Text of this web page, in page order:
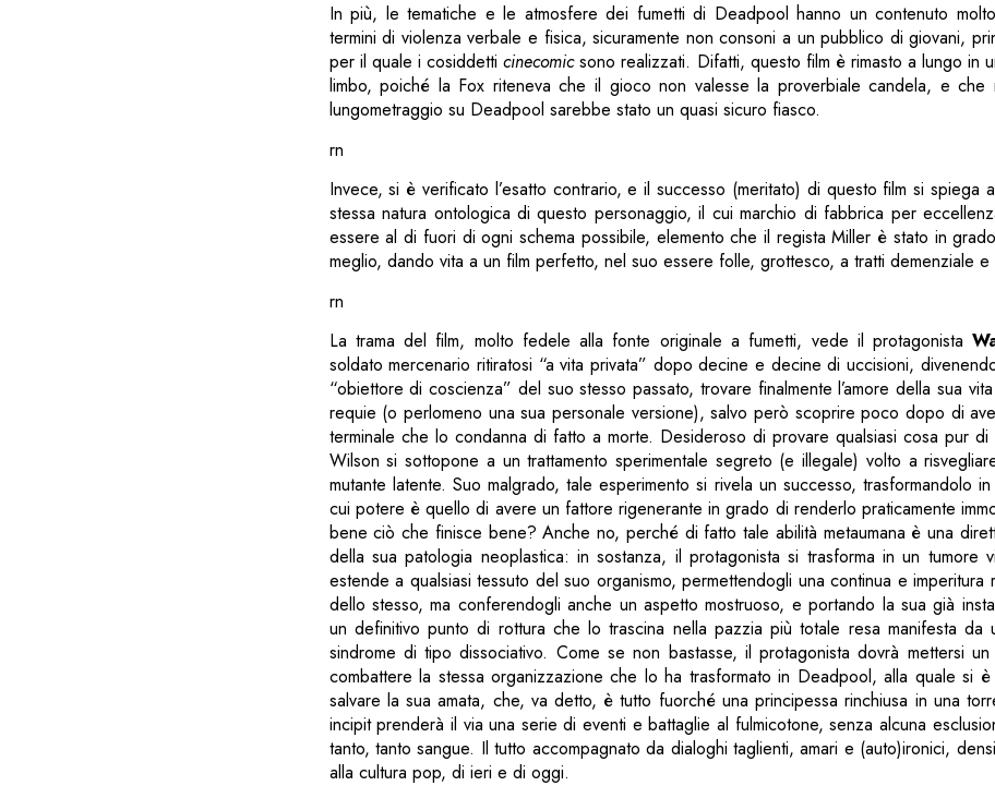
In più, le tematiche e le atmosfere dei fumetti di Deadpool hanno un contenuto
termini di violenza verbale e fisica, sicuramente non consoni a un pubblico di giovani,
per il quale i cosiddetticinecomicsono realizzati. Difatti, questo film è rimasto a lungo in
limbo, poiché la Fox riteneva che il gioco non valesse la proverbiale candela, e che
lungometraggio su Deadpool sarebbe stato un quasi sicuro fiasco.
rn
Invece, si è verificato l’esatto contrario, e il successo (meritato) di questo film si spiega
stessa natura ontologica di questo personaggio, il cui marchio di fabbrica per
essere al di fuori di ogni schema possibile, elemento che il regista Miller è stato in
meglio, dando vita a un film perfetto, nel suo essere folle, grottesco, a tratti demenziale e
rn
La trama del film, molto fedele alla fonte originale a fumetti, vede il protagonista
soldato mercenario ritiratosi “a vita privata” dopo decine e decine di uccisioni,
“obiettore di coscienza” del suo stesso passato, trovare finalmente l’amore della sua
requie (o perlomeno una sua personale versione), salvo però scoprire poco dopo di
terminale che lo condanna di fatto a morte. Desideroso di provare qualsiasi cosa pur di
Wilson si sottopone a un trattamento sperimentale segreto (e illegale) volto a
mutante latente. Suo malgrado, tale esperimento si rivela un successo, trasformandolo
cui potere è quello di avere un fattore rigenerante in grado di renderlo praticamente
bene ciò che finisce bene? Anche no, perché di fatto tale abilità metaumana è una
della sua patologia neoplastica: in sostanza, il protagonista si trasforma in un tumore
estende a qualsiasi tessuto del suo organismo, permettendogli una continua e imperitura
dello stesso, ma conferendogli anche un aspetto mostruoso, e portando la sua già
un definitivo punto di rottura che lo trascina nella pazzia più totale resa manifesta da
sindrome di tipo dissociativo. Come se non bastasse, il protagonista dovrà mettersi
combattere la stessa organizzazione che lo ha trasformato in Deadpool, alla quale si
salvare la sua amata, che, va detto, è tutto fuorché una principessa rinchiusa in una
incipit prenderà il via una serie di eventi e battaglie al fulmicotone, senza alcuna
tanto, tanto sangue. Il tutto accompagnato da dialoghi taglienti, amari e (auto)ironici,
alla cultura pop, di ieri e di oggi.